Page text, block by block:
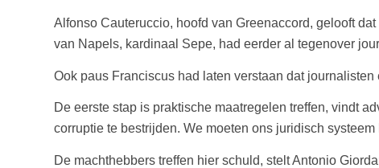
Alfonso Cauteruccio, hoofd van Greenaccord, gelooft
van Napels, kardinaal Sepe, had eerder al tegenover
Ook paus Franciscus had laten verstaan dat
De eerste stap is praktische maatregelen treffen, vindt
corruptie te bestrijden. We moeten ons juridisch systeem
De machthebbers treffen hier schuld, stelt Antonio